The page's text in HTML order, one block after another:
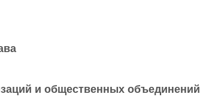
и общественных объединений